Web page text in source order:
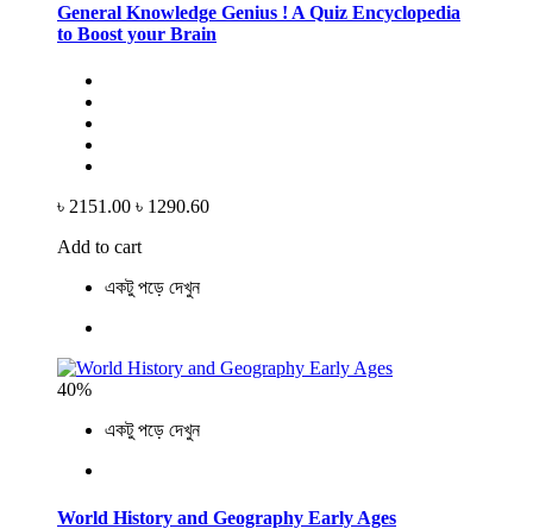
General Knowledge Genius ! A Quiz Encyclopedia
to Boost your Brain
৳ 2151.00 ৳ 1290.60
Add to cart
একটু পড়ে দেখুন
40%
একটু পড়ে দেখুন
World History and Geography Early Ages